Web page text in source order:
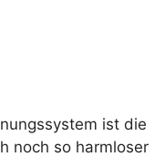
ist die
noch so harmloser